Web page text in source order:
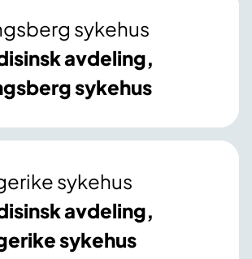
sykehus
avdeling,
sykehus
sykehus
avdeling,
sykehus